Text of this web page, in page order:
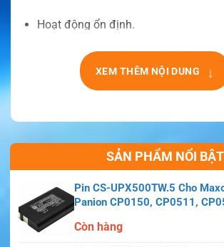
Hoạt động ổn định.
Độ an toàn cao.
Khả năng lưu trữ lâu dài.
Tuổi thọ sử dụng dài.
Đáp ứng tiêu chuẩn hàng hải.
Thiết kế chuyên dụng giúp bộ đàm luôn
động trong những tình huống quan
Dung lượng và thời gian hoạt động
XEM THÊM NỘI DUNG ↓
SẢN PHẨM NỔI BẬT
Pin CS-UPX500TW.5 Cho
Panion CP0150, CP0511,
Còn hàng